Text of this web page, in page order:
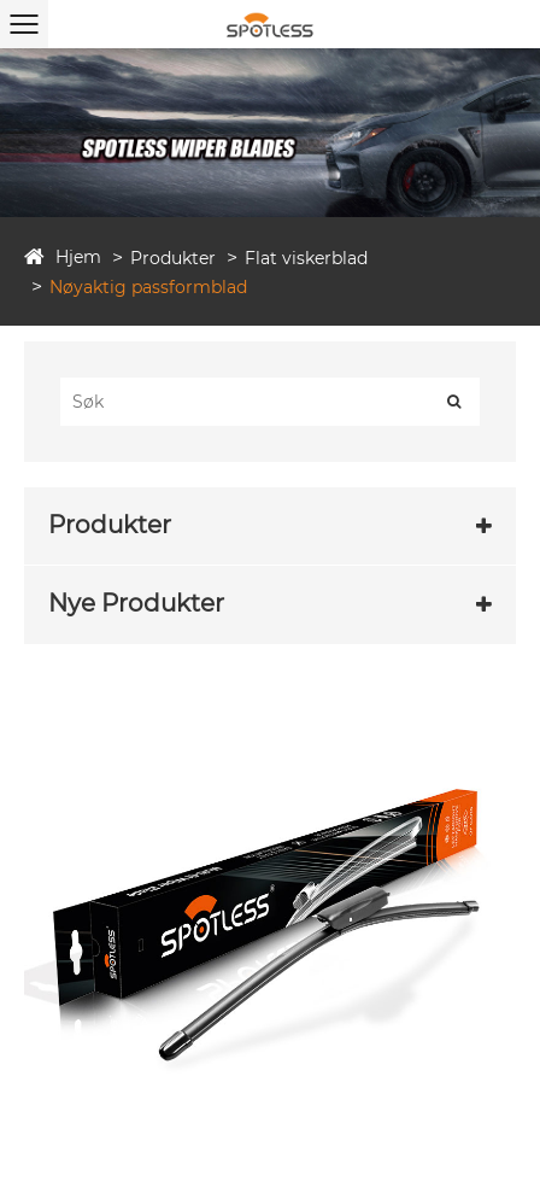
Hjem Produkter
Flat viskerblad
Nøyaktig passformblad
Produkter
Nye Produkter